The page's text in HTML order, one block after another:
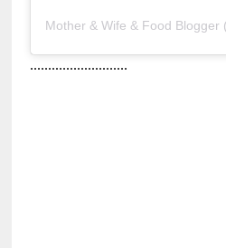
...........................